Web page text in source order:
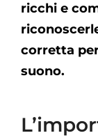
ricchi e
corretta
suono.